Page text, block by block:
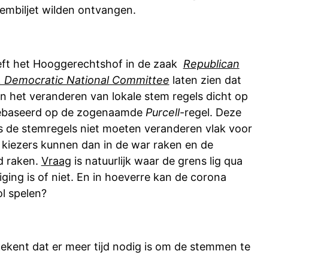
wilden ontvangen.
het Hooggerechtshof in de zaak Republican
Democratic National Committee laten zien dat
het veranderen van lokale stem regels dicht op
op de zogenaamde Purcell-regel. Deze
de stemregels niet moeten veranderen vlak voor
kunnen dan in de war raken en de
raken. Vraag is natuurlijk waar de grens lig qua
is of niet. En in hoeverre kan de corona
spelen?
dat er meer tijd nodig is om de stemmen te